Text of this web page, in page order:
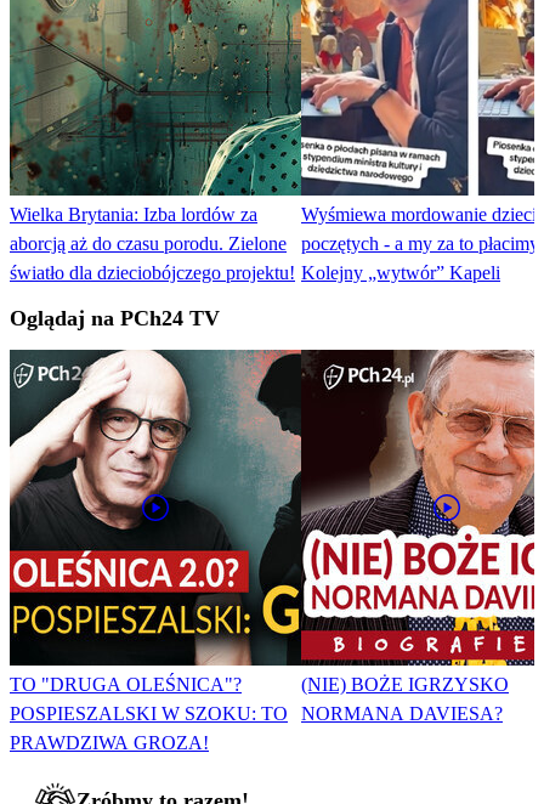
Wielka Brytania: Izba lordów za
aborcją aż do czasu porodu. Zielone
światło dla dzieciobójczego projektu!
Wyśmiewa mordowanie dzieci
poczętych - a my za to płacimy.
Kolejny „wytwór” Kapeli
Oglądaj na PCh24 TV
TO "DRUGA OLEŚNICA"?
POSPIESZALSKI W SZOKU: TO
PRAWDZIWA GROZA!
(NIE) BOŻE IGRZYSKO
NORMANA DAVIESA?